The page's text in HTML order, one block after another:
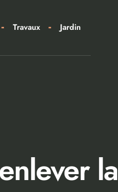
Travaux Jardin
la